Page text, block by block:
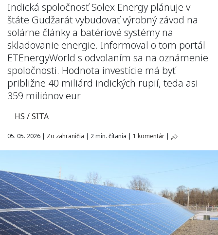
Indická spoločnosť Solex Energy plánuje v
štáte Gudžarát vybudovať výrobný závod na
solárne články a batériové systémy na
skladovanie energie. Informoval o tom portál
ETEnergyWorld s odvolaním sa na oznámenie
spoločnosti. Hodnota investície má byť
približne 40 miliárd indických rupií, teda asi
359 miliónov eur
HS / SITA
05. 05. 2026 | Zo zahraničia | 2 min. čítania | 1 komentár |